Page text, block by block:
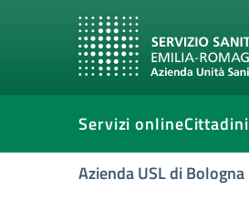
Servizi onlineCittadini
Azienda USL di Bologna